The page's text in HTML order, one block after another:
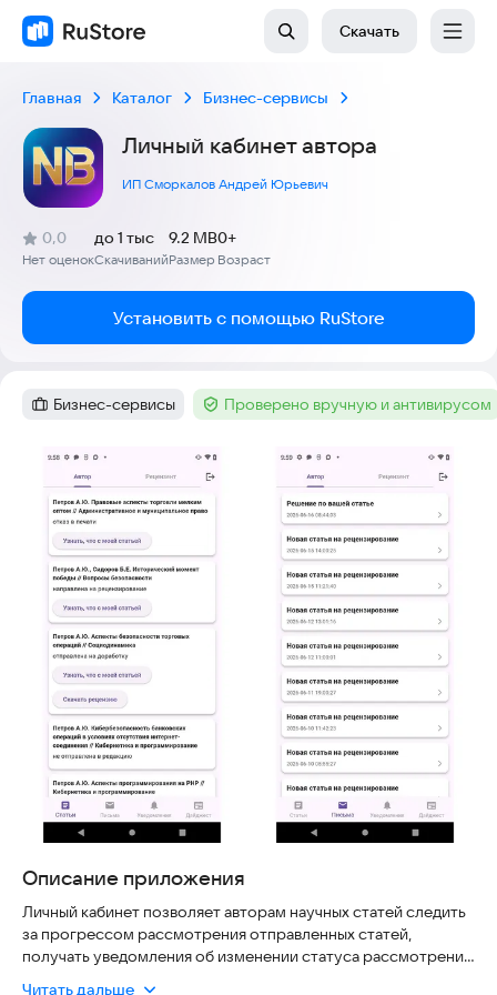
Скачать
Главная Каталог Бизнес-сервисы
Личный кабинет автора
ИП Сморкалов Андрей Юрьевич
Рейтинг:
0,0
(
Нет оценок
)
Скачиваний
до 1 тыс
Размер
9.2 MB
Возраст
0+
Установить с помощью RuStore
Категория :
Бизнес-сервисы Тег :Проверено вручную и антивирусом
Скриншоты
Описание приложения
Личный кабинет позволяет авторам научных статей следить
за прогрессом рассмотрения отправленных статей,
получать уведомления об изменении статуса рассмотрения
Читать дальше